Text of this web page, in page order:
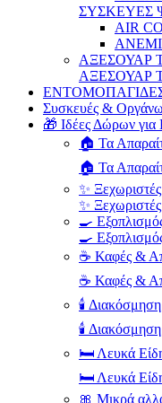
ΣΥΣΚΕΥΕΣ
AIR
ΑΞΕΣΟΥΑΡ
ΑΞΕΣΟΥΑΡ
Συσκευές &
🎁 Ιδέες Δώρων
🏠 Τα
🏠 Τα
✨
✨
🍳
🍳
☕ Καφές &
☕ Καφές &
🕯️
🕯️
🛏️ Λευκά
🛏️ Λευκά
🎀 Μικρά